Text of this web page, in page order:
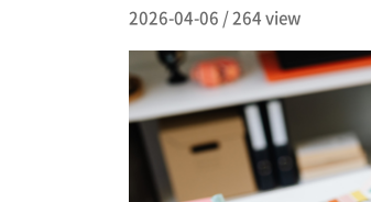
2026-04-06 /264 view